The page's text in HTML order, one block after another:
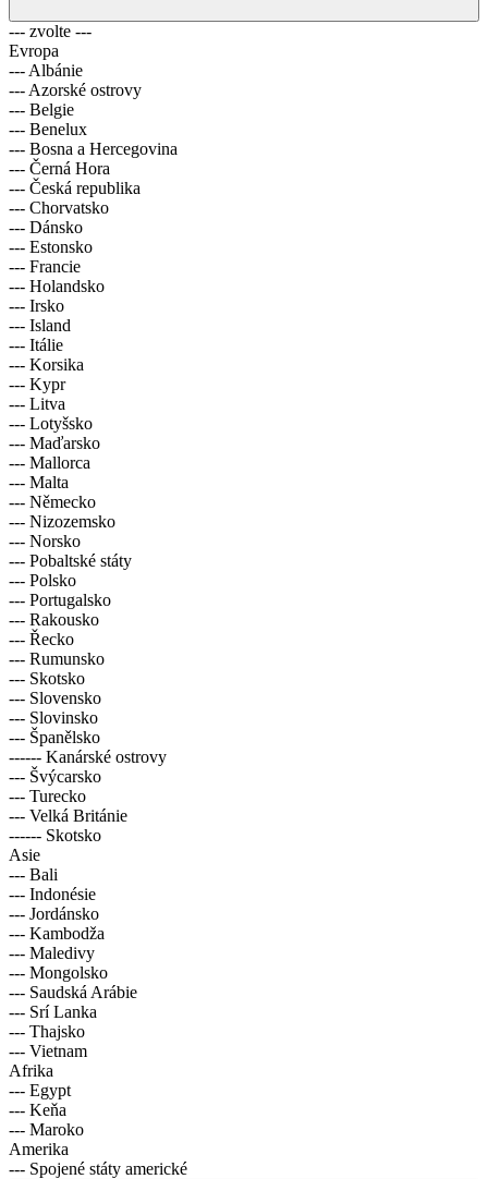
--- zvolte ---
Evropa
--- Albánie
--- Azorské ostrovy
--- Belgie
--- Benelux
--- Bosna a Hercegovina
--- Černá Hora
--- Česká republika
--- Chorvatsko
--- Dánsko
--- Estonsko
--- Francie
--- Holandsko
--- Irsko
--- Island
--- Itálie
--- Korsika
--- Kypr
--- Litva
--- Lotyšsko
--- Maďarsko
--- Mallorca
--- Malta
--- Německo
--- Nizozemsko
--- Norsko
--- Pobaltské státy
--- Polsko
--- Portugalsko
--- Rakousko
--- Řecko
--- Rumunsko
--- Skotsko
--- Slovensko
--- Slovinsko
--- Španělsko
------ Kanárské ostrovy
--- Švýcarsko
--- Turecko
--- Velká Británie
------ Skotsko
Asie
--- Bali
--- Indonésie
--- Jordánsko
--- Kambodža
--- Maledivy
--- Mongolsko
--- Saudská Arábie
--- Srí Lanka
--- Thajsko
--- Vietnam
Afrika
--- Egypt
--- Keňa
--- Maroko
Amerika
--- Spojené státy americké